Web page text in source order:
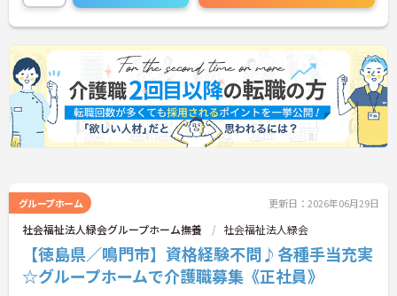
に詳細をお話しいたしますのでお気軽にご相談くだ
さい！
グループホーム 更新日：2026年06月29日
社会福祉法人緑会グループホーム撫養 社会福祉法人緑会
【徳島県／鳴門市】資格経験不問♪各種手当充実
☆グループホームで介護職募集《正社員》